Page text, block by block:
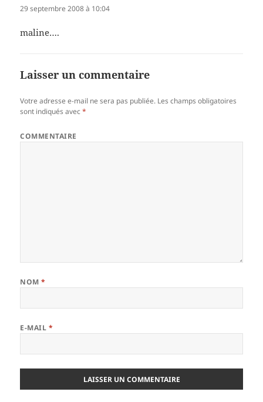
29 septembre 2008 à 10:04
maline….
Laisser un commentaire
Votre adresse e-mail ne sera pas publiée. Les champs obligatoires
sont indiqués avec*
COMMENTAIRE
NOM*
E-MAIL *